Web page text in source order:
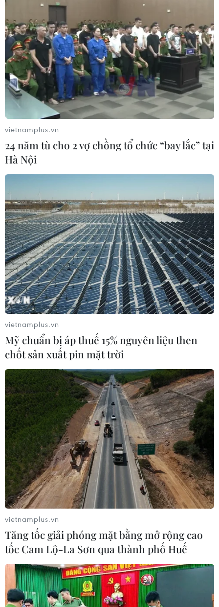
vietnamplus.vn
24 năm tù cho 2 vợ chồng tổ chức “bay lắc” tại
Hà Nội
vietnamplus.vn
Mỹ chuẩn bị áp thuế 15% nguyên liệu then
chốt sản xuất pin mặt trời
vietnamplus.vn
Tăng tốc giải phóng mặt bằng mở rộng cao
tốc Cam Lộ-La Sơn qua thành phố Huế